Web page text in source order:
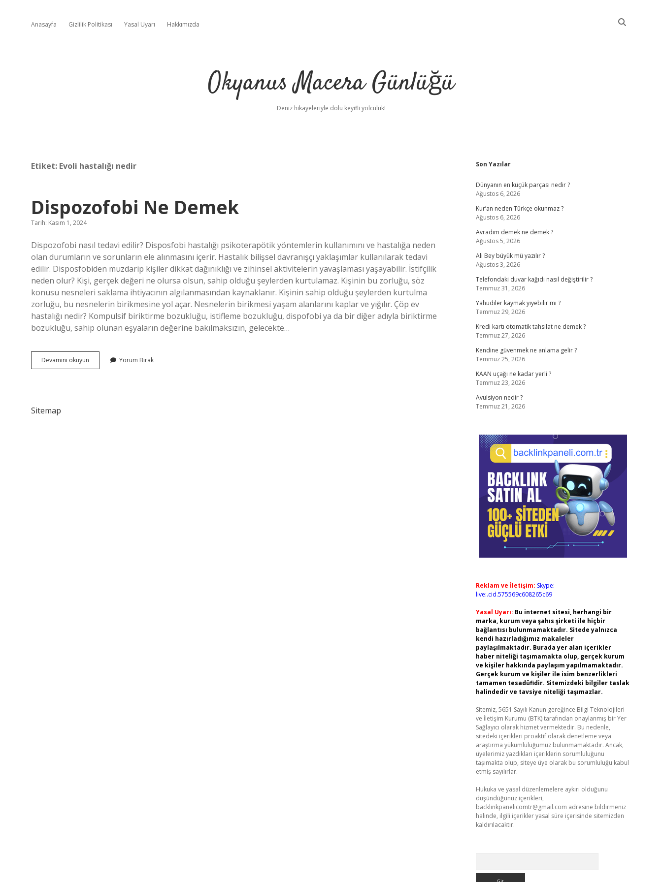
Anasayfa Gizlilik Politikası Yasal Uyarı Hakkımızda
Okyanus Macera Günlüğü
Deniz hikayeleriyle dolu keyifli yolculuk!
Etiket: Evoli hastalığı nedir
Dispozofobi Ne Demek
Tarih: Kasım 1, 2024
Dispozofobi nasıl tedavi edilir? Disposfobi hastalığı psikoterapötik yöntemlerin kullanımını ve hastalığa neden
olan durumların ve sorunların ele alınmasını içerir. Hastalık bilişsel davranışçı yaklaşımlar kullanılarak tedavi
edilir. Disposfobiden muzdarip kişiler dikkat dağınıklığı ve zihinsel aktivitelerin yavaşlaması yaşayabilir. İstifçilik
neden olur? Kişi, gerçek değeri ne olursa olsun, sahip olduğu şeylerden kurtulamaz. Kişinin bu zorluğu, söz
konusu nesneleri saklama ihtiyacının algılanmasından kaynaklanır. Kişinin sahip olduğu şeylerden kurtulma
zorluğu, bu nesnelerin birikmesine yol açar. Nesnelerin birikmesi yaşam alanlarını kaplar ve yığılır. Çöp ev
hastalığı nedir? Kompulsif biriktirme bozukluğu, istifleme bozukluğu, dispofobi ya da bir diğer adıyla biriktirme
bozukluğu, sahip olunan eşyaların değerine bakılmaksızın, gelecekte…
Devamını okuyun Dispozofobi
Ne
Yorum Bırak
Sitemap
Sidebar
Son Yazılar
Dünyanın en küçük parçası nedir ?
Ağustos 6, 2026
Kur’an neden Türkçe okunmaz ?
Ağustos 6, 2026
Avradım demek ne demek ?
Ağustos 5, 2026
Ali Bey büyük mü yazılır ?
Ağustos 3, 2026
Telefondaki duvar kağıdı nasıl değiştirilir ?
Temmuz 31, 2026
Yahudiler kaymak yiyebilir mi ?
Temmuz 29, 2026
Kredi kartı otomatik tahsilat ne demek ?
Temmuz 27, 2026
Kendine güvenmek ne anlama gelir ?
Temmuz 25, 2026
KAAN uçağı ne kadar yerli ?
Temmuz 23, 2026
Avulsiyon nedir ?
Temmuz 21, 2026
Reklam ve İletişim: Skype:
live:.cid.575569c608265c69
Yasal Uyarı: Bu internet sitesi, herhangi bir
marka, kurum veya şahıs şirketi ile hiçbir
bağlantısı bulunmamaktadır. Sitede yalnızca
kendi hazırladığımız makaleler
paylaşılmaktadır. Burada yer alan içerikler
haber niteliği taşımamakta olup, gerçek kurum
ve kişiler hakkında paylaşım yapılmamaktadır.
Gerçek kurum ve kişiler ile isim benzerlikleri
tamamen tesadüfidir. Sitemizdeki bilgiler taslak
halindedir ve tavsiye niteliği taşımazlar.
Sitemiz, 5651 Sayılı Kanun gereğince Bilgi Teknolojileri
ve İletişim Kurumu (BTK) tarafından onaylanmış bir Yer
Sağlayıcı olarak hizmet vermektedir. Bu nedenle,
sitedeki içerikleri proaktif olarak denetleme veya
araştırma yükümlülüğümüz bulunmamaktadır. Ancak,
üyelerimiz yazdıkları içeriklerin sorumluluğunu
taşımakta olup, siteye üye olarak bu sorumluluğu kabul
etmiş sayılırlar.
Hukuka ve yasal düzenlemelere aykırı olduğunu
düşündüğünüz içerikleri,
backlinkpanelicomtr@gmail.com adresine bildirmeniz
halinde, ilgili içerikler yasal süre içerisinde sitemizden
kaldırılacaktır.